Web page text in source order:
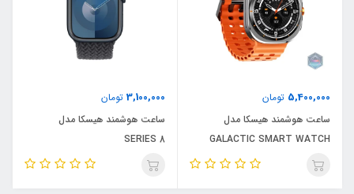
5,400,000 تومان
ساعت هوشمند هیسکا مدل
GALACTIC SMART WATCH
3,100,000 تومان
ساعت هوشمند هیسکا مدل
SERIES 8